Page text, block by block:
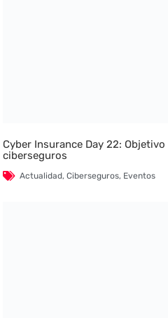
Cyber Insurance Day 22:
ciberseguros
Actualidad,Ciberseguros, Eventos